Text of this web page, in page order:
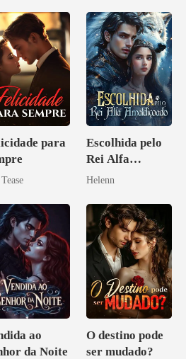
para
Escolhida pelo
Rei Alfa
Amaldiçoado
Helenn
ao
da Noite
O destino pode
ser mudado?